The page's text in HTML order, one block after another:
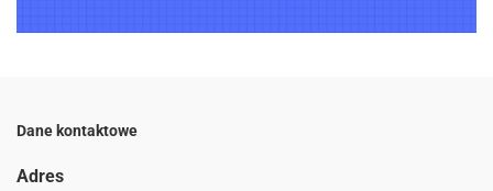
Dane kontaktowe
Adres